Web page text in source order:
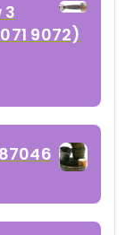
3
9072)